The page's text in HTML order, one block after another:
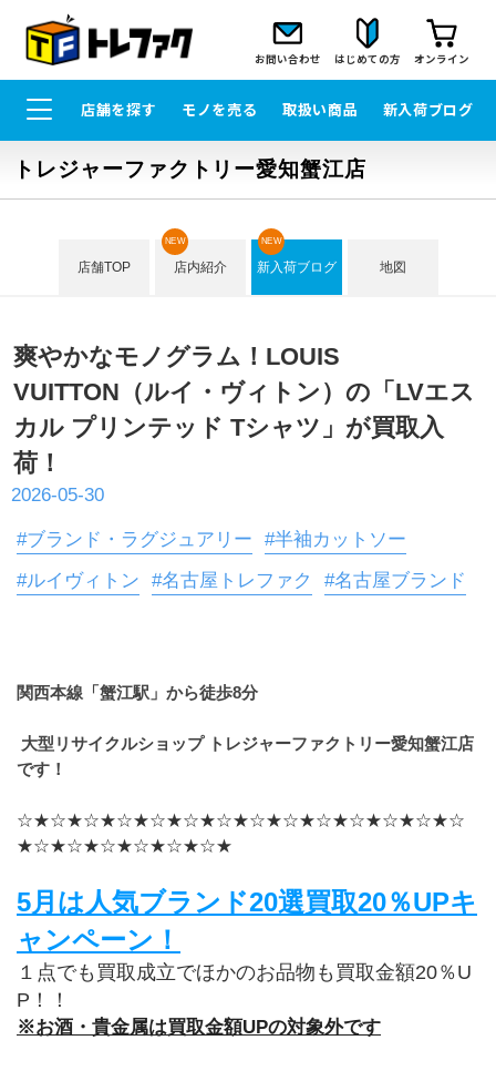
お問い合わせ はじめての方 オンライン
店舗を探す モノを売る 取扱い商品 新入荷ブログ
トレジャーファクトリー愛知蟹江店
店舗TOP 店内紹介
NEW
新入荷ブログ
NEW
地図
爽やかなモノグラム！LOUIS
VUITTON（ルイ・ヴィトン）の「LVエス
カル プリンテッド Tシャツ」が買取入
荷！
2026-05-30
#ブランド・ラグジュアリー
#半袖カットソー
#ルイヴィトン
#名古屋トレファク #名古屋ブランド
関西本線「蟹江駅」から徒歩8分
です！
☆★☆★☆★☆★☆★☆★☆★☆★☆★☆★☆★☆★☆★☆
★☆★☆★☆★☆★☆★☆★
5月は人気ブランド20選買取20％UPキ
ャンペーン！
１点でも買取成立でほかのお品物も買取金額20％U
P！！
※お酒・貴金属は買取金額UPの対象外です